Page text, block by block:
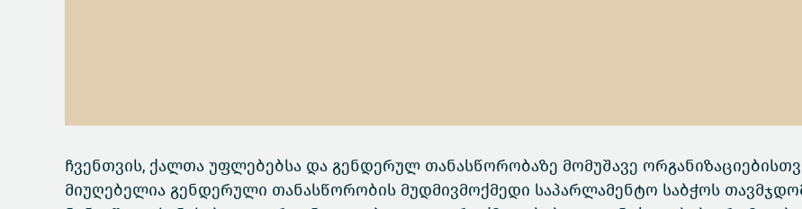
ჩვენთვის, ქალთა უფლებებსა და გენდერულ თანასწორობაზე მომუშავე
მიუღებელია გენდერული თანასწორობის მუდმივმოქმედი საპარლამენტო საბჭოს